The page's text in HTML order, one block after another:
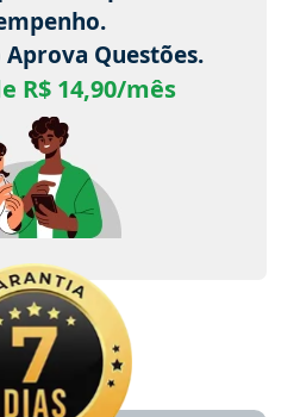
Aprova Questões.
R$ 14,90/mês